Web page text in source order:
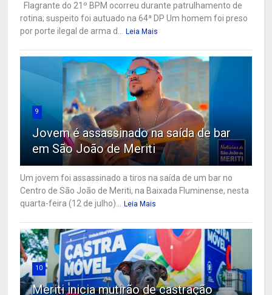
Flagrante do 21º BPM ocorreu durante patrulhamento de
rotina; suspeito foi autuado na 64ª DP Um homem foi preso
por porte ilegal de arma d... Leia Mais
9
Jovem é assassinado na saída de bar
em São João de Meriti
Um jovem foi assassinado a tiros na saída de um bar no
Centro de São João de Meriti, na Baixada Fluminense, nesta
quarta-feira (12 de julho)... Leia Mais
10
Meriti inicia mutirão de castração